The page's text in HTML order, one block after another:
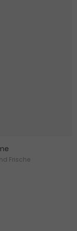
Frische